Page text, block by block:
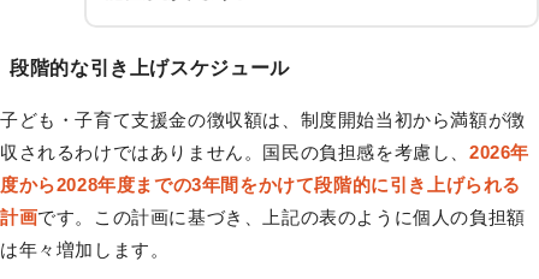
段階的な引き上げスケジュール
子ども・子育て支援金の徴収額は、制度開始当初から満額が徴
収されるわけではありません。国民の負担感を考慮し、2026年
度から2028年度までの3年間をかけて段階的に引き上げられる
計画です。この計画に基づき、上記の表のように個人の負担額
は年々増加します。